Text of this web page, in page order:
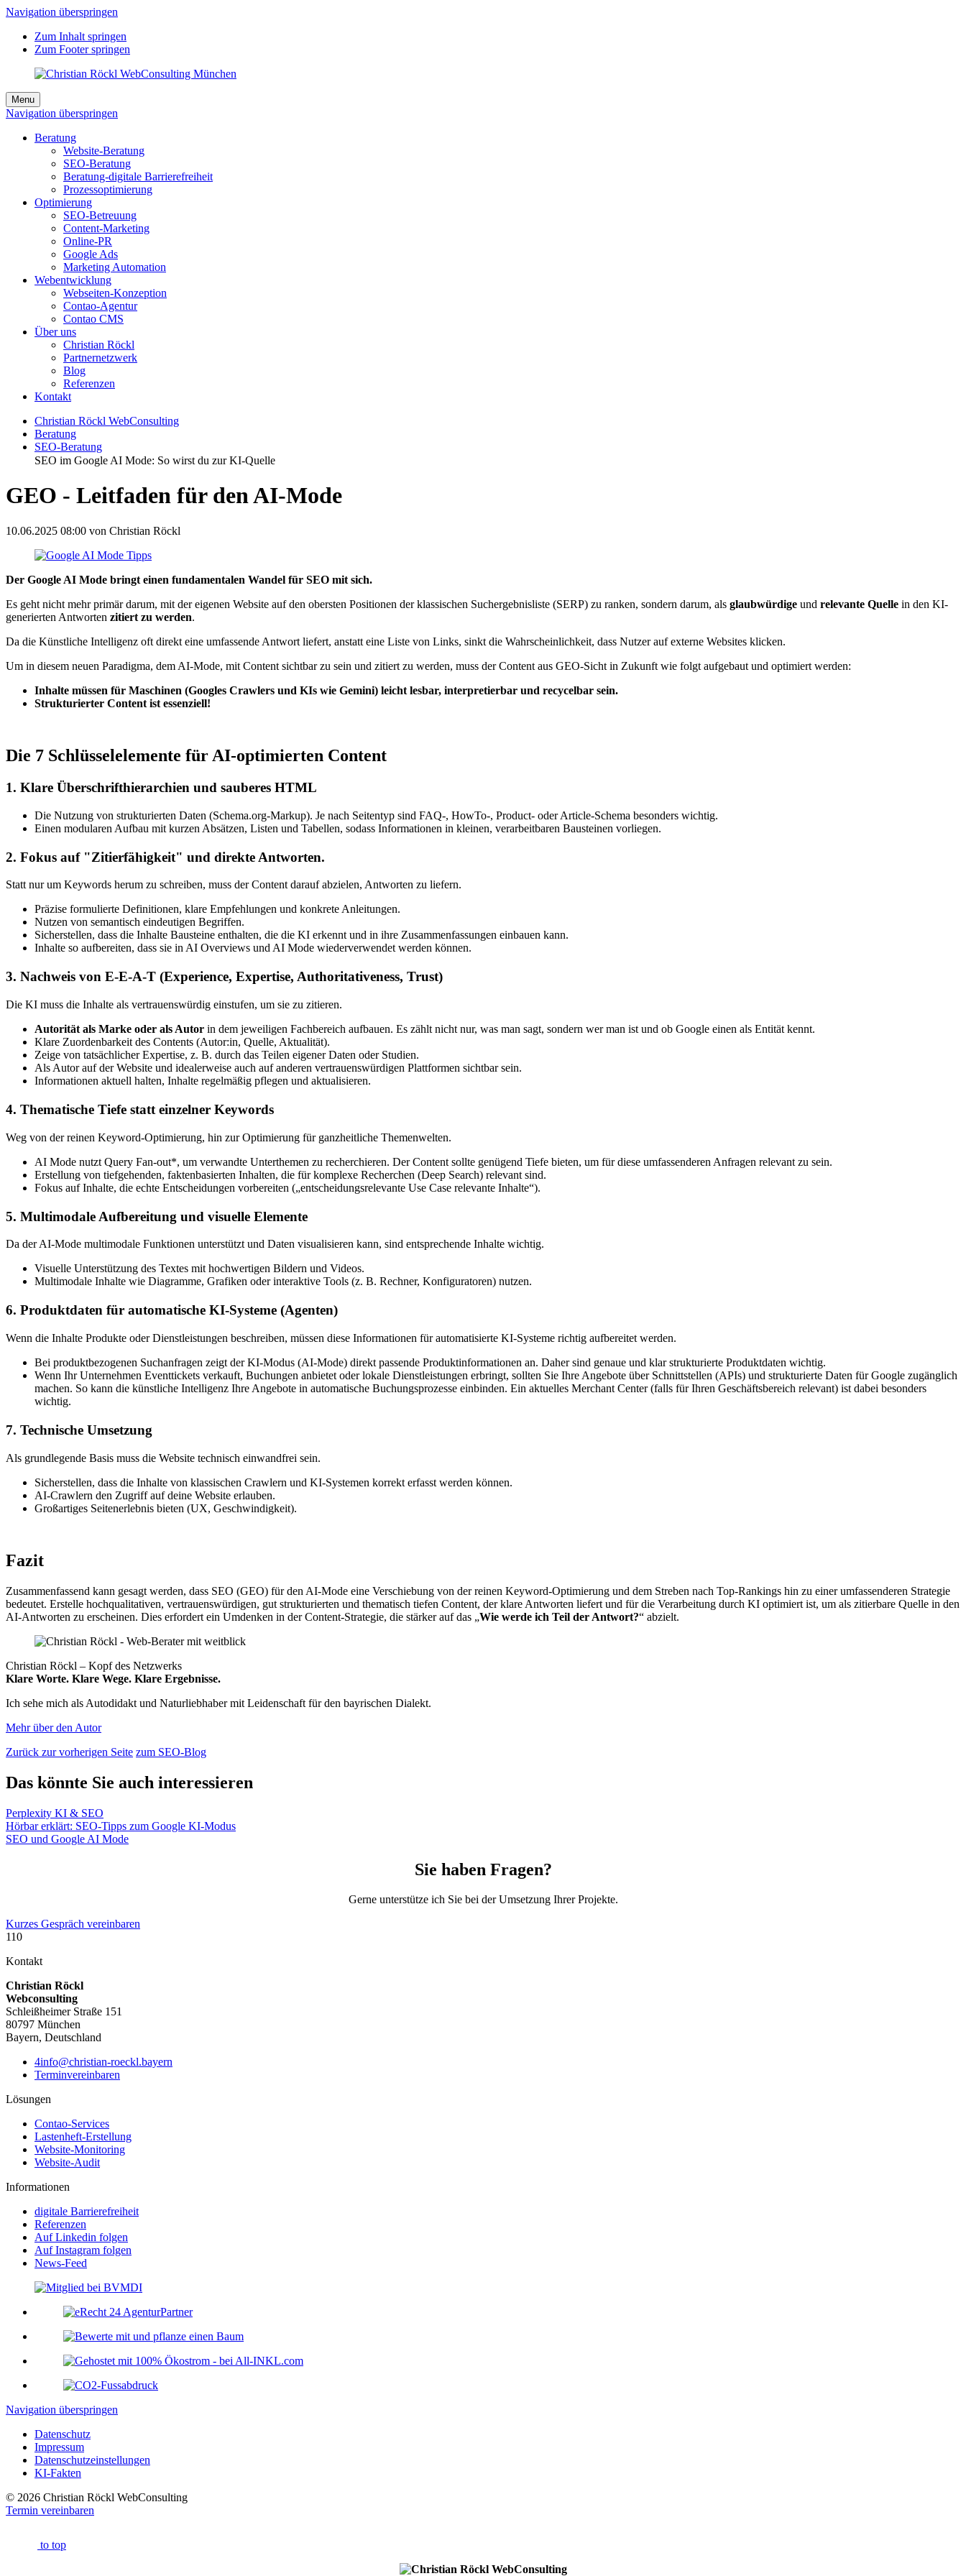
Navigation überspringen
Zum Inhalt springen
Zum Footer springen
Menu
Navigation überspringen
Beratung
Website-Beratung
SEO-Beratung
Beratung-digitale Barrierefreiheit
Prozessoptimierung
Optimierung
SEO-Betreuung
Content-Marketing
Online-PR
Google Ads
Marketing Automation
Webentwicklung
Webseiten-Konzeption
Contao-Agentur
Contao CMS
Über uns
Christian Röckl
Partnernetzwerk
Blog
Referenzen
Kontakt
Christian Röckl WebConsulting
Beratung
SEO-Beratung
SEO im Google AI Mode: So wirst du zur KI-Quelle
GEO - Leitfaden für den AI-Mode
10.06.2025 08:00 von Christian Röckl
Der Google AI Mode bringt einen fundamentalen Wandel für SEO mit sich.
Es geht nicht mehr primär darum, mit der eigenen Website auf den obersten Positionen der klassischen Suchergebnisliste (SERP) zu ranken, sondern darum, als glaubwürdige und relevante Quelle in den KI-
generierten Antworten zitiert zu werden.
Da die Künstliche Intelligenz oft direkt eine umfassende Antwort liefert, anstatt eine Liste von Links, sinkt die Wahrscheinlichkeit, dass Nutzer auf externe Websites klicken.
Um in diesem neuen Paradigma, dem AI-Mode, mit Content sichtbar zu sein und zitiert zu werden, muss der Content aus GEO-Sicht in Zukunft wie folgt aufgebaut und optimiert werden:
Inhalte müssen für Maschinen (Googles Crawlers und KIs wie Gemini) leicht lesbar, interpretierbar und recycelbar sein.
Strukturierter Content ist essenziell!
Die 7 Schlüsselelemente für AI-optimierten Content
1. Klare Überschrifthierarchien und sauberes HTML
Die Nutzung von strukturierten Daten (Schema.org-Markup). Je nach Seitentyp sind FAQ-, HowTo-, Product- oder Article-Schema besonders wichtig.
Einen modularen Aufbau mit kurzen Absätzen, Listen und Tabellen, sodass Informationen in kleinen, verarbeitbaren Bausteinen vorliegen.
2. Fokus auf "Zitierfähigkeit" und direkte Antworten.
Statt nur um Keywords herum zu schreiben, muss der Content darauf abzielen, Antworten zu liefern.
Präzise formulierte Definitionen, klare Empfehlungen und konkrete Anleitungen.
Nutzen von semantisch eindeutigen Begriffen.
Sicherstellen, dass die Inhalte Bausteine enthalten, die die KI erkennt und in ihre Zusammenfassungen einbauen kann.
Inhalte so aufbereiten, dass sie in AI Overviews und AI Mode wiederverwendet werden können.
3. Nachweis von E-E-A-T (Experience, Expertise, Authoritativeness, Trust)
Die KI muss die Inhalte als vertrauenswürdig einstufen, um sie zu zitieren.
Autorität als Marke oder als Autor in dem jeweiligen Fachbereich aufbauen. Es zählt nicht nur, was man sagt, sondern wer man ist und ob Google einen als Entität kennt.
Klare Zuordenbarkeit des Contents (Autor:in, Quelle, Aktualität).
Zeige von tatsächlicher Expertise, z. B. durch das Teilen eigener Daten oder Studien.
Als Autor auf der Website und idealerweise auch auf anderen vertrauenswürdigen Plattformen sichtbar sein.
Informationen aktuell halten, Inhalte regelmäßig pflegen und aktualisieren.
4. Thematische Tiefe statt einzelner Keywords
Weg von der reinen Keyword-Optimierung, hin zur Optimierung für ganzheitliche Themenwelten.
AI Mode nutzt Query Fan-out*, um verwandte Unterthemen zu recherchieren. Der Content sollte genügend Tiefe bieten, um für diese umfassenderen Anfragen relevant zu sein.
Erstellung von tiefgehenden, faktenbasierten Inhalten, die für komplexe Recherchen (Deep Search) relevant sind.
Fokus auf Inhalte, die echte Entscheidungen vorbereiten („entscheidungsrelevante Use Case relevante Inhalte“).
5. Multimodale Aufbereitung und visuelle Elemente
Da der AI-Mode multimodale Funktionen unterstützt und Daten visualisieren kann, sind entsprechende Inhalte wichtig.
Visuelle Unterstützung des Textes mit hochwertigen Bildern und Videos.
Multimodale Inhalte wie Diagramme, Grafiken oder interaktive Tools (z. B. Rechner, Konfiguratoren) nutzen.
6. Produktdaten für automatische KI-Systeme (Agenten)
Wenn die Inhalte Produkte oder Dienstleistungen beschreiben, müssen diese Informationen für automatisierte KI-Systeme richtig aufbereitet werden.
Bei produktbezogenen Suchanfragen zeigt der KI-Modus (AI-Mode) direkt passende Produktinformationen an. Daher sind genaue und klar strukturierte Produktdaten wichtig.
Wenn Ihr Unternehmen Eventtickets verkauft, Buchungen anbietet oder lokale Dienstleistungen erbringt, sollten Sie Ihre Angebote über Schnittstellen (APIs) und strukturierte Daten für Google zugänglich
machen. So kann die künstliche Intelligenz Ihre Angebote in automatische Buchungsprozesse einbinden. Ein aktuelles Merchant Center (falls für Ihren Geschäftsbereich relevant) ist dabei besonders
wichtig.
7. Technische Umsetzung
Als grundlegende Basis muss die Website technisch einwandfrei sein.
Sicherstellen, dass die Inhalte von klassischen Crawlern und KI-Systemen korrekt erfasst werden können.
AI-Crawlern den Zugriff auf deine Website erlauben.
Großartiges Seitenerlebnis bieten (UX, Geschwindigkeit).
Fazit
Zusammenfassend kann gesagt werden, dass SEO (GEO) für den AI-Mode eine Verschiebung von der reinen Keyword-Optimierung und dem Streben nach Top-Rankings hin zu einer umfassenderen Strategie
bedeutet. Erstelle hochqualitativen, vertrauenswürdigen, gut strukturierten und thematisch tiefen Content, der klare Antworten liefert und für die Verarbeitung durch KI optimiert ist, um als zitierbare Quelle in den
AI-Antworten zu erscheinen. Dies erfordert ein Umdenken in der Content-Strategie, die stärker auf das „Wie werde ich Teil der Antwort?“ abzielt.
Christian Röckl – Kopf des Netzwerks
Klare Worte. Klare Wege. Klare Ergebnisse.
Ich sehe mich als Autodidakt und Naturliebhaber mit Leidenschaft für den bayrischen Dialekt.
Mehr über den Autor
Zurück zur vorherigen Seite zum SEO-Blog
Das könnte Sie auch interessieren
Perplexity KI & SEO
Hörbar erklärt: SEO-Tipps zum Google KI-Modus
SEO und Google AI Mode
Sie haben Fragen?
Gerne unterstütze ich Sie bei der Umsetzung Ihrer Projekte.
Kurzes Gespräch vereinbaren
110
Kontakt
Christian Röckl
Webconsulting
Schleißheimer Straße 151
80797 München
Bayern, Deutschland
4info@christian-roeckl.bayern
Terminvereinbaren
Lösungen
Contao-Services
Lastenheft-Erstellung
Website-Monitoring
Website-Audit
Informationen
digitale Barrierefreiheit
Referenzen
Auf Linkedin folgen
Auf Instagram folgen
News-Feed
Navigation überspringen
Datenschutz
Impressum
Datenschutzeinstellungen
KI-Fakten
© 2026 Christian Röckl WebConsulting
Termin vereinbaren
to top